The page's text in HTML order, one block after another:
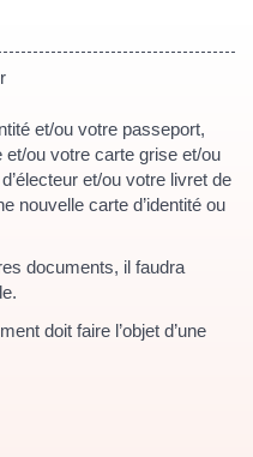
et/ou votre passeport,
ou votre carte grise et/ou
et/ou votre livret de
nouvelle carte d’identité ou
documents, il faudra
doit faire l’objet d’une